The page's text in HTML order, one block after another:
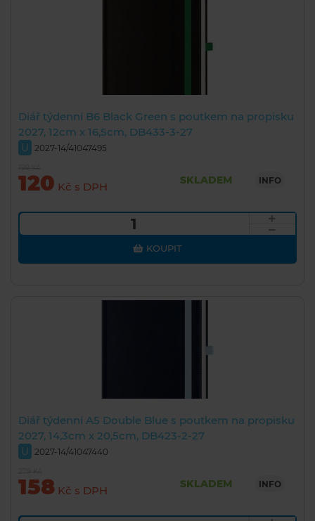
Diář týdenní B6 Black Green s poutkem na propisku
2027, 12cm x 16,5cm, DB433-3-27
U 2027-14/41047495
120 Kč s DPH
SKLADEM INFO
KOUPIT
Diář týdenní A5 Double Blue s poutkem na propisku
2027, 14,3cm x 20,5cm, DB423-2-27
U 2027-14/41047440
158 Kč s DPH
SKLADEM INFO